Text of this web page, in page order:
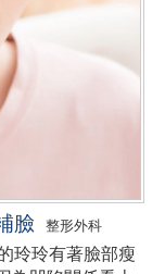
臉 整形外科
玲玲有著臉部瘦